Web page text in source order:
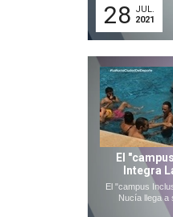
28 JUL.
2021
El
Integra
El "campus
Nucía llega a